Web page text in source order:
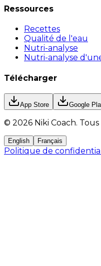
Ressources
Recettes
Qualité de l'eau
Nutri-analyse
Nutri-analyse
Télécharger
App Store Google
© 2026 Niki Coach.
English Français
Politique de